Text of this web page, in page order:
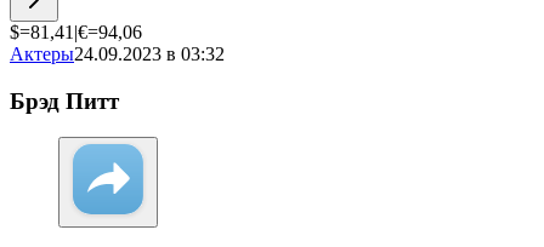
$=81,41 |€=94,06
Актеры24.09.2023 в 03:32
Брэд Питт